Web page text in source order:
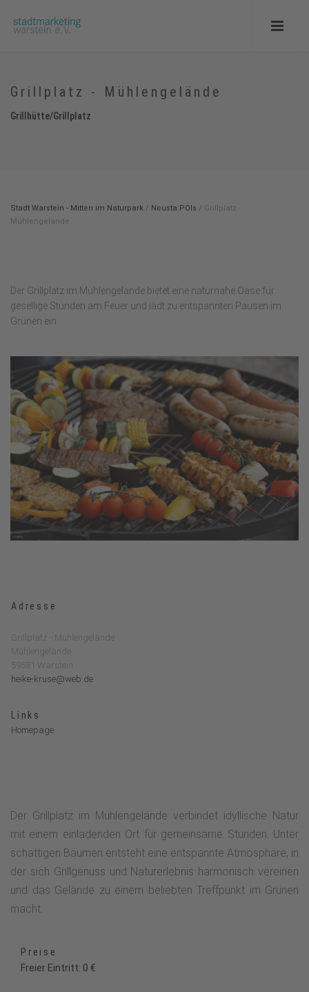
Grillplatz - Mühlengelände
Grillhütte/Grillplatz
Stadt Warstein - Mitten im Naturpark / Neusta POIs / Grillplatz -
Mühlengelände
Der Grillplatz im Mühlengelände bietet eine naturnahe Oase für
gesellige Stunden am Feuer und lädt zu entspannten Pausen im
Grünen ein.
Adresse
Grillplatz - Mühlengelände
Mühlengelände
59581 Warstein
heike-kruse@web.de
Links
Homepage
Der Grillplatz im Mühlengelände verbindet idyllische Natur
mit einem einladenden Ort für gemeinsame Stunden. Unter
schattigen Bäumen entsteht eine entspannte Atmosphäre, in
der sich Grillgenuss und Naturerlebnis harmonisch vereinen
und das Gelände zu einem beliebten Treffpunkt im Grünen
macht.
Preise
Freier Eintritt: 0 €